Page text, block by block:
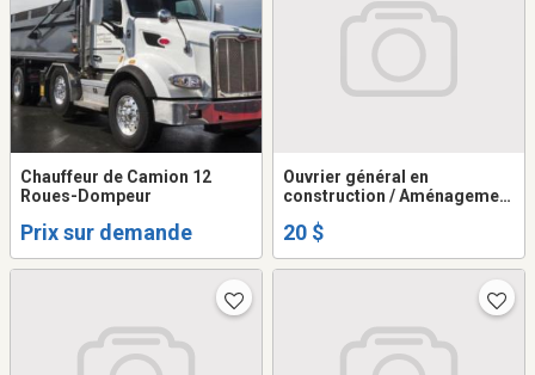
Chauffeur de Camion 12
Roues-Dompeur
Prix sur demande
Ouvrier général en
construction / Aménagement
20 $